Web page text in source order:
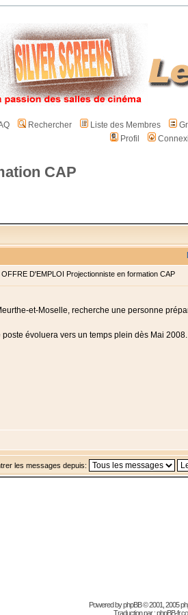
Rechercher Liste des Membres
Profil
CAP
D'EMPLOI Projectionniste en formation CAP
et-Moselle, recherche une personne
évoluera vers un temps plein dès Mai 2008.
les messages depuis:
Powered byphpBB© 2001, 2005
Traduction par :phpBB-